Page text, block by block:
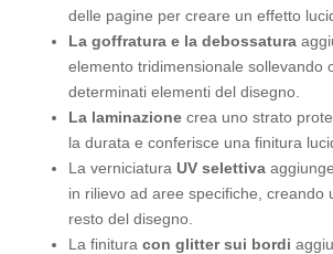
delle pagine per creare un effetto
La goffratura e la debossatura
elemento tridimensionale sollevando
determinati elementi del disegno.
La laminazionecrea uno strato
la durata e conferisce una finitura
La verniciatura UV selettiva
in rilievo ad aree specifiche, creando
resto del disegno.
La finitura con glitter sui bordi